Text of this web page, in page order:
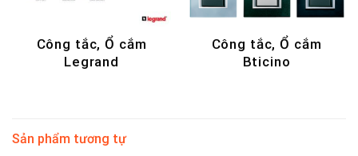
DECOR - NẾN THƠM Hộp âm sàn
Sản phẩm tương tự